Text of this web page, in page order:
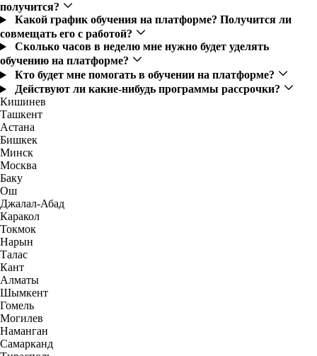
получится?
Какой график обучения на платформе? Получится ли
совмещать его с работой?
Сколько часов в неделю мне нужно будет уделять
обучению на платформе?
Кто будет мне помогать в обучении на платформе?
Действуют ли какие-нибудь программы рассрочки?
Кишинев
Ташкент
Астана
Бишкек
Минск
Москва
Баку
Ош
Джалал-Абад
Каракол
Токмок
Нарын
Талас
Кант
Алматы
Шымкент
Гомель
Могилев
Наманган
Самарканд